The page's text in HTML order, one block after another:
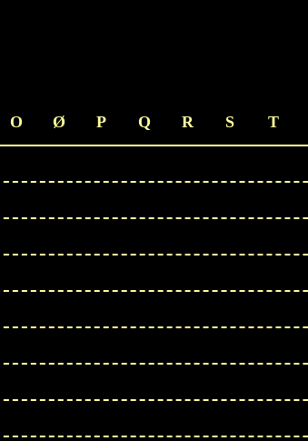
O Ø P Q R S T